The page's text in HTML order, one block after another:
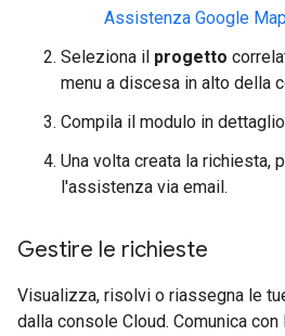
Assistenza Google
Seleziona il progetto
menu a discesa in alto della
Compila il modulo in
Una volta creata la richiesta,
l'assistenza via email.
Gestire le richieste
Visualizza, risolvi o riassegna le
dalla console Cloud. Comunica